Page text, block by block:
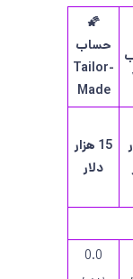
🌠
حساب
Tailor-
Made
15 هزار
دلار
0.0